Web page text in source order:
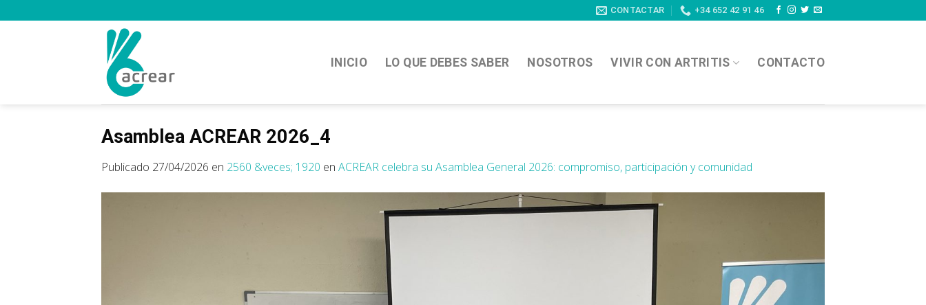
al
CONTACTAR +34 652 42 91 46
INICIO LO QUE DEBES SABER NOSOTROS VIVIR CON ARTRITIS CONTACTO
Asamblea ACREAR 2026_4
Publicado 27/04/2026 en 2560 &veces; 1920 en ACREAR celebra su Asamblea General 2026: compromiso, participación y comunidad